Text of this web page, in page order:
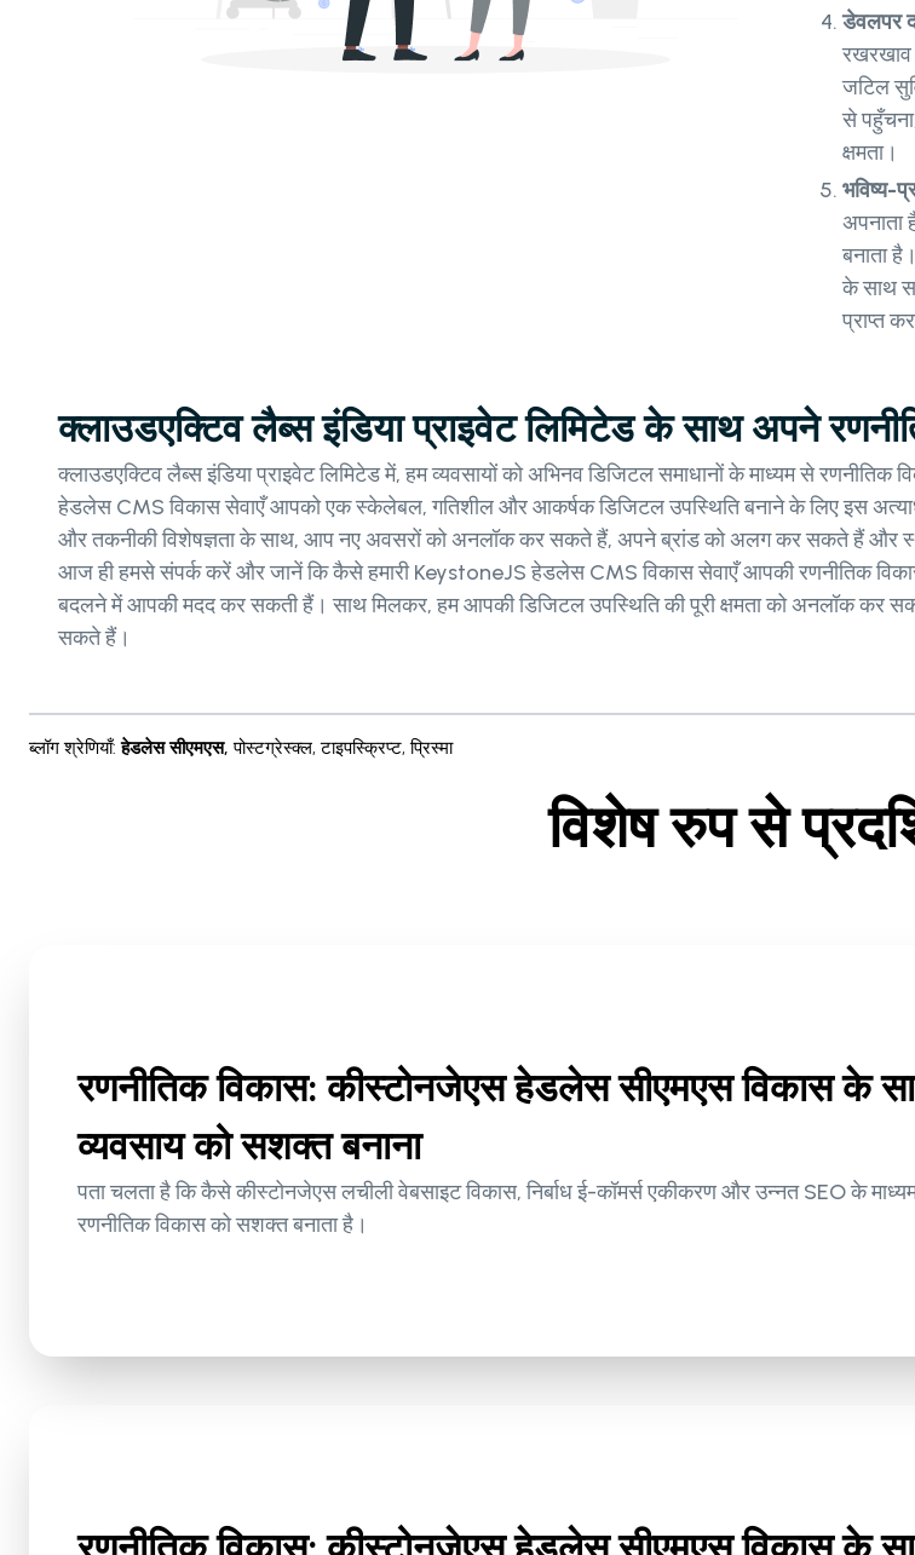
डेवलपर
रखरखाव
जटिल
से
क्षमता।
भविष्य-
अपनाता
बनाता
के साथ
प्राप्त
क्लाउडएक्टिव लैब्स इंडिया प्राइवेट लिमिटेड के साथ अपने
क्लाउडएक्टिव लैब्स इंडिया प्राइवेट लिमिटेड में, हम व्यवसायों को अभिनव डिजिटल समाधानों के माध्यम से
हेडलेस CMS विकास सेवाएँ आपको एक स्केलेबल, गतिशील और आकर्षक डिजिटल उपस्थिति बनाने के लिए इस
और तकनीकी विशेषज्ञता के साथ, आप नए अवसरों को अनलॉक कर सकते हैं, अपने ब्रांड को अलग कर सकते हैं और
आज ही हमसे संपर्क करें और जानें कि कैसे हमारी KeystoneJS हेडलेस CMS विकास सेवाएँ आपकी रणनीतिक
बदलने में आपकी मदद कर सकती हैं। साथ मिलकर, हम आपकी डिजिटल उपस्थिति की पूरी क्षमता को अनलॉक कर
सकते हैं।
ब्लॉग श्रेणियाँ: हेडलेस सीएमएस, पोस्टग्रेस्क्ल,टाइपस्क्रिप्ट,प्रिस्मा
विशेष रुप से
रणनीतिक विकास: कीस्टोनजेएस हेडलेस सीएमएस विकास के
व्यवसाय को सशक्त बनाना
पता चलता है कि कैसे कीस्टोनजेएस लचीली वेबसाइट विकास, निर्बाध ई-कॉमर्स एकीकरण और उन्नत SEO के
रणनीतिक विकास को सशक्त बनाता है।